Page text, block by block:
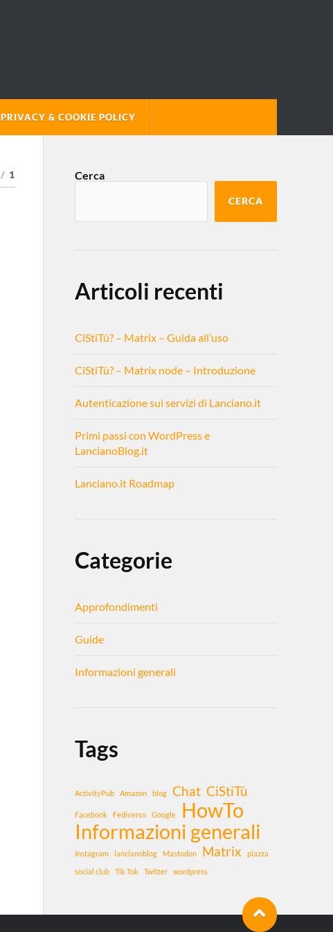
PRIVACY & COOKIE POLICY
/ 1 Cerca
CERCA
Articoli recenti
CiStiTù? – Matrix – Guida all’uso
CiStiTù? – Matrix node – Introduzione
Autenticazione sui servizi di Lanciano.it
Primi passi con WordPress e
LancianoBlog.it
Lanciano.it Roadmap
Categorie
Approfondimenti
Guide
Informazioni generali
Tags
ActivityPub Amazon blog Chat CiStiTù
Facebook Fediverso Google
HowTo
Informazioni generali
Instagram lancianoblog Mastodon Matrix
piazza
social club
Tik Tok Twitter wordpress